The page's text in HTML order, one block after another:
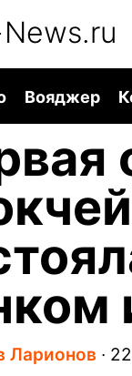
News.ru
Вояджер
Ларионов ∙